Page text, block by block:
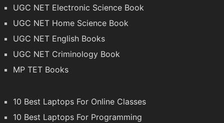
UGC NET Electronic Science Book
UGC NET Home Science Book
UGC NET English Books
UGC NET Criminology Book
MP TET Books
10 Best Laptops For Online Classes
10 Best Laptops For Programming